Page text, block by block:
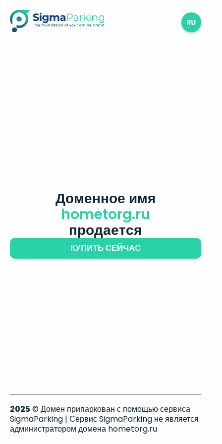
RU
Доменное имя
hometorg.ru
продается
КУПИТЬ СЕЙЧАС
2025 © Домен припаркован с помощью сервиса
SigmaParking | Сервис SigmaParking не является
администратором домена hometorg.ru